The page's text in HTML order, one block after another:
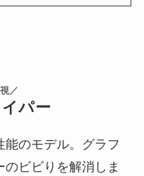
／
パー
能のモデル。グラフ
のビビりを解消しま